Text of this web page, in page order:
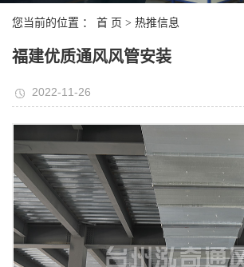
您当前的位置 ： 首 页 > 热推信息
福建优质通风风管安装
2022-11-26